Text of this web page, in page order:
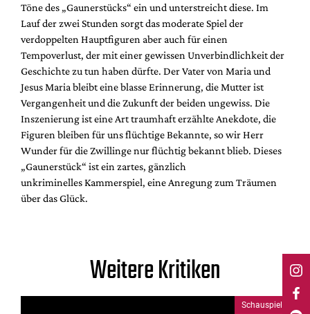
Töne des „Gaunerstücks“ ein und unterstreicht diese. Im
Lauf der zwei Stunden sorgt das moderate Spiel der
verdoppelten Hauptfiguren aber auch für einen
Tempoverlust, der mit einer gewissen Unverbindlichkeit der
Geschichte zu tun haben dürfte. Der Vater von Maria und
Jesus Maria bleibt eine blasse Erinnerung, die Mutter ist
Vergangenheit und die Zukunft der beiden ungewiss. Die
Inszenierung ist eine Art traumhaft erzählte Anekdote, die
Figuren bleiben für uns flüchtige Bekannte, so wir Herr
Wunder für die Zwillinge nur flüchtig bekannt blieb. Dieses
„Gaunerstück“ ist ein zartes, gänzlich
unkriminelles Kammerspiel, eine Anregung zum Träumen
über das Glück.
Weitere Kritiken
Schauspiel